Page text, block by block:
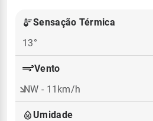
Sensação Térmica
13°
Vento
NW - 11km/h
Umidade